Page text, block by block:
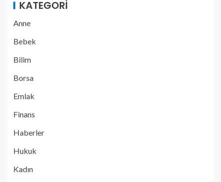
KATEGORI
Anne
Bebek
Bilim
Borsa
Emlak
Finans
Haberler
Hukuk
Kadın